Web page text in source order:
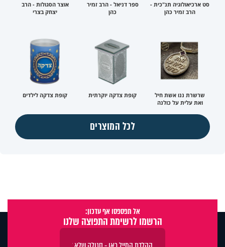
סט ארכיאולוגיה תנ"כית -
הרב זמיר כהן
ספר דניאל - הרב זמיר
כהן
אוצר הסגולות - הרב
יצחק בצרי
שרשרת ננו אשת חיל
ואת עלית על כולנה
קופת צדקה יוקרתית קופת צדקה לילדים
לכל המוצרים
אל תפספסו אף עדכון:
הרשמו לרשימת התפוצה שלנו